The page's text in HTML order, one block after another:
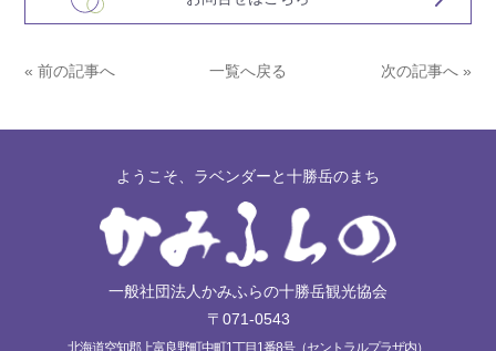
« 前の記事へ 一覧へ戻る 次の記事へ »
ようこそ、ラベンダーと十勝岳のまち
一般社団法人かみふらの十勝岳観光協会
〒071-0543
北海道空知郡上富良野町中町1丁目1番8号（セントラルプラザ内）